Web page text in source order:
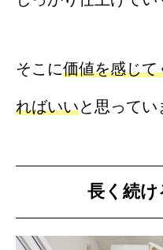
そこに価値を感じて
ればいいと思ってい
長く続